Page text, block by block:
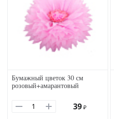
Бумажный цветок 30 см
розовый+амарантовый
39 ₽